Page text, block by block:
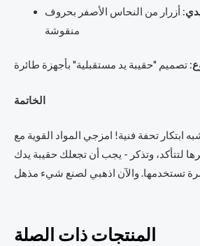
: أزرار من النحاس الأصفر بحروف
منقوشة
الخاتمة
ابتكار تحفة فنية! امزجي المواد القوية مع
لتتأكد، وتذكر - يجب أن تجعلك حقيبة يدك
المنتجات ذات الصلة